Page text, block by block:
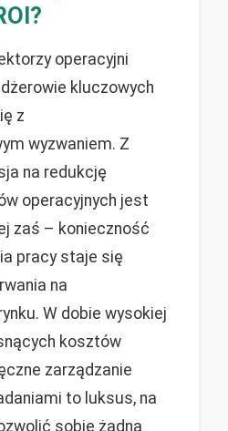
operacyjni
kluczowych
z
wyzwaniem. Z
na redukcję
operacyjnych jest
zaś – konieczność
pracy staje się
na
W dobie wysokiej
kosztów
zarządzanie
to luksus, na
sobie żadna